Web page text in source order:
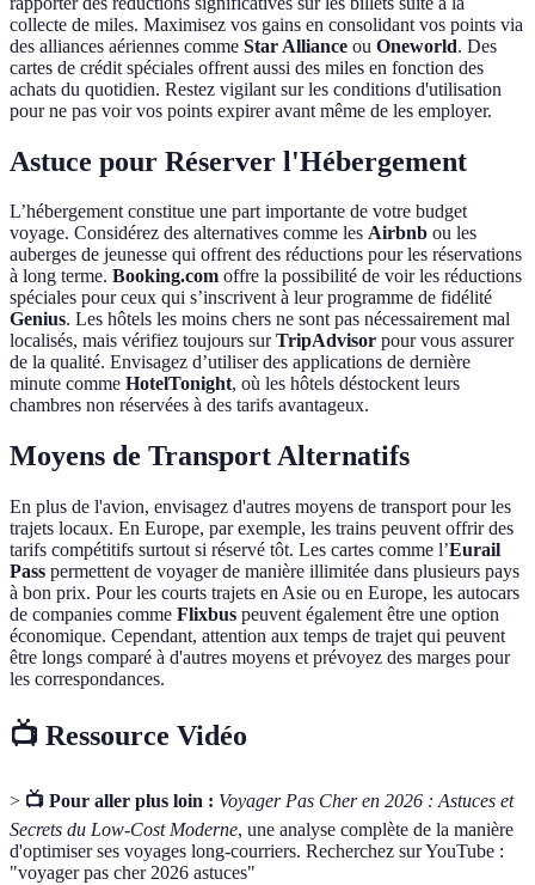
collecte de miles. Maximisez vos gains en consolidant vos points via
des alliances aériennes comme Star Alliance ou Oneworld. Des
cartes de crédit spéciales offrent aussi des miles en fonction des
achats du quotidien. Restez vigilant sur les conditions d'utilisation
pour ne pas voir vos points expirer avant même de les employer.
Astuce pour Réserver l'Hébergement
L’hébergement constitue une part importante de votre budget
voyage. Considérez des alternatives comme les Airbnb ou les
auberges de jeunesse qui offrent des réductions pour les réservations
à long terme. Booking.com offre la possibilité de voir les réductions
spéciales pour ceux qui s’inscrivent à leur programme de fidélité
Genius. Les hôtels les moins chers ne sont pas nécessairement mal
localisés, mais vérifiez toujours surTripAdvisor pour vous assurer
de la qualité. Envisagez d’utiliser des applications de dernière
minute comme HotelTonight, où les hôtels déstockent leurs
chambres non réservées à des tarifs avantageux.
Moyens de Transport Alternatifs
En plus de l'avion, envisagez d'autres moyens de transport pour les
trajets locaux. En Europe, par exemple, les trains peuvent offrir des
tarifs compétitifs surtout si réservé tôt. Les cartes comme l’Eurail
Pass permettent de voyager de manière illimitée dans plusieurs pays
à bon prix. Pour les courts trajets en Asie ou en Europe, les autocars
de companies comme Flixbus peuvent également être une option
économique. Cependant, attention aux temps de trajet qui peuvent
être longs comparé à d'autres moyens et prévoyez des marges pour
les correspondances.
📺 Ressource Vidéo
> 📺 Pour aller plus loin : Voyager Pas Cher en 2026 : Astuces et
Secrets du Low-Cost Moderne, une analyse complète de la manière
d'optimiser ses voyages long-courriers. Recherchez sur YouTube :
"voyager pas cher 2026 astuces"